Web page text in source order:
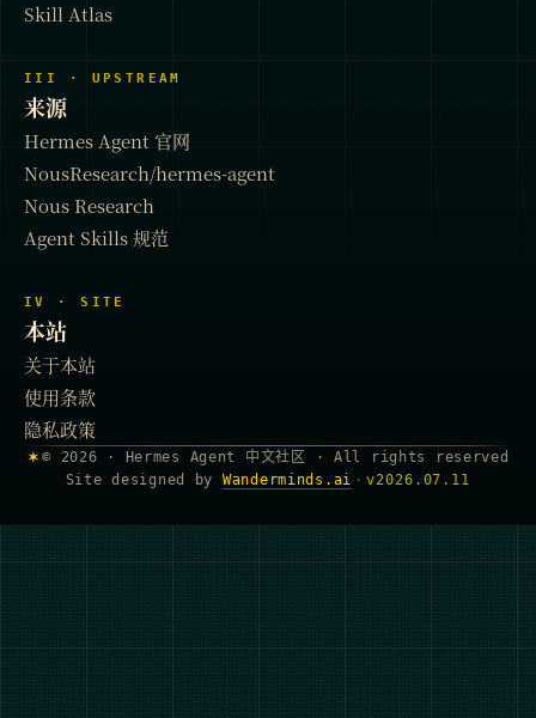
Skill Atlas
III · UPSTREAM
来源
Hermes Agent 官网
NousResearch/hermes-agent
Nous Research
Agent Skills 规范
IV · SITE
本站
关于本站
使用条款
隐私政策
✶© 2026 · Hermes Agent 中文社区 · All rights reserved
Site designed by
Wanderminds.ai · v2026.07.11